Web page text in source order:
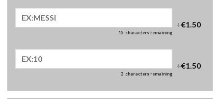
15 characters remaining
+€1.50
2 characters remaining
+€1.50